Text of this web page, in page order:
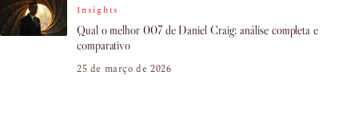
Insights
Qual o melhor 007 de Daniel Craig: análise completa e
comparativo
25 de março de 2026